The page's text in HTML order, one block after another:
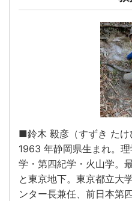
■鈴木 毅彦（すずき たけ
1963 年静岡県生まれ。
学・第四紀学・火山学。
と東京地下。東京都立大
ンター長兼任、前日本第